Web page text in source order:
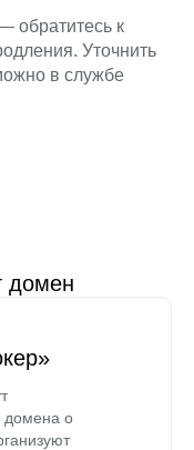
обратитесь к
Уточнить
в службе
домен
домена о